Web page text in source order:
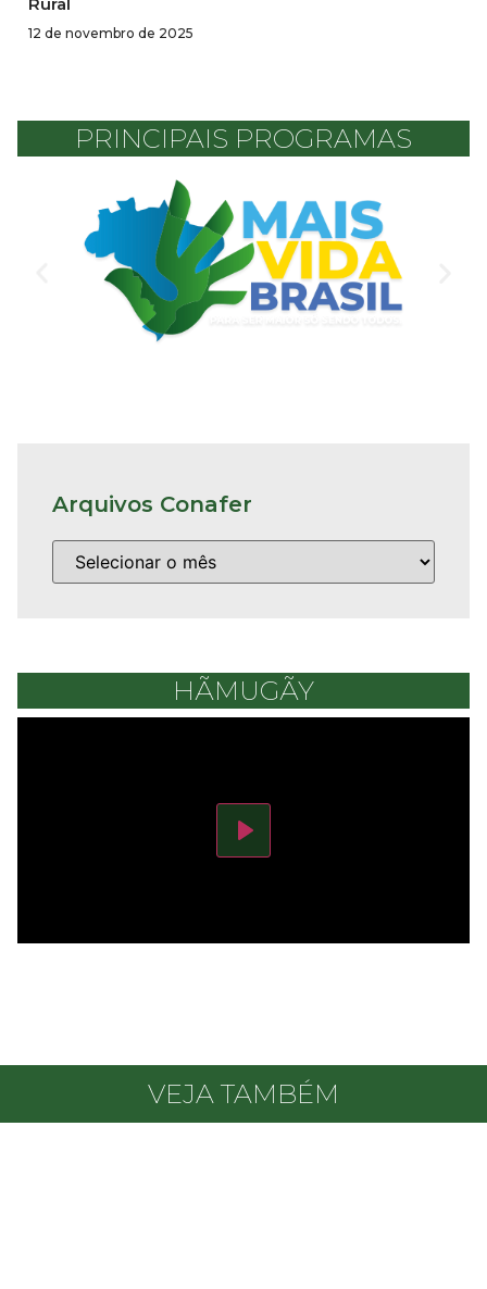
12 de novembro de 2025
PRINCIPAIS PROGRAMAS
Arquivos Conafer
HÃMUGÃY
Play
VEJA TAMBÉM